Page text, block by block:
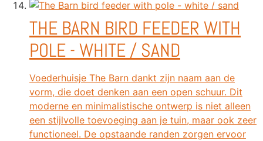
THE BARN BIRD FEEDER WITH
POLE - WHITE / SAND
Voederhuisje The Barn dankt zijn naam aan de
vorm, die doet denken aan een open schuur. Dit
moderne en minimalistische ontwerp is niet alleen
een stijlvolle toevoeging aan je tuin, maar ook zeer
functioneel. De opstaande randen zorgen ervoor